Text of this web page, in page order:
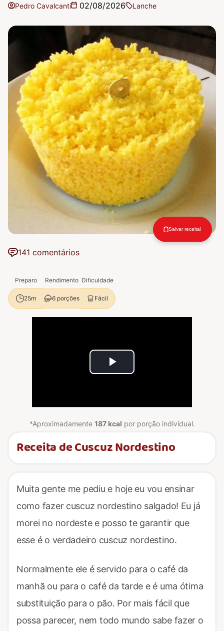
Pedro Cavalcanti 02/08/2026 Lanche
141 comentários
Salvar receita!
Preparo Rendimento Dificuldade
25m 6 porções Fácil
Play
*Aproximadamente 187 kcal por porção individual.
Receita de Cuscuz Nordestino
Muita gente me pediu e hoje eu vou ensinar
como fazer cuscuz nordestino salgado! Eu já
morei no nordeste e posso te garantir que
esse é o verdadeiro cuscuz nordestino.
Normalmente ele é servido para o café da
manhã ou para o café da tarde e é uma ótima
substituição para o pão. Por mais fácil que
possa parecer, nem todo mundo sabe fazer o